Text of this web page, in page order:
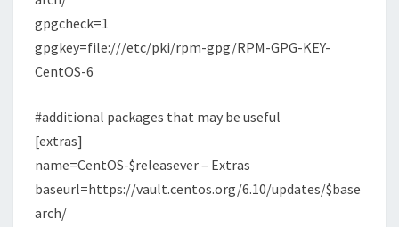
gpgcheck=1
gpgkey=file:///etc/pki/rpm-gpg/RPM-GPG-KEY-
CentOS-6
#additional packages that may be useful
[extras]
name=CentOS-$releasever – Extras
baseurl=https://vault.centos.org/6.10/updates/$base
arch/